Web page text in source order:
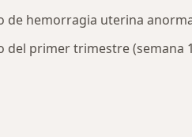
de hemorragia uterina
del primer trimestre (semana